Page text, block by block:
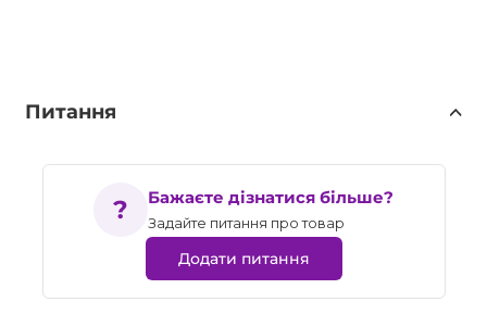
Питання
Бажаєте дізнатися більше?
Задайте питання про товар
Додати питання